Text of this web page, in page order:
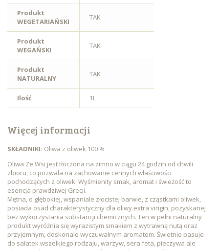
Produkt
WEGETARIAŃSKI
TAK
Produkt
WEGAŃSKI
TAK
Produkt
NATURALNY
TAK
Ilość 1L
Więcej informacji
SKŁADNIKI: Oliwa z oliwek 100 %
Oliwa Ze Wsi jest tłoczona na zimno w ciągu 24 godzin od chwili
zbioru, co pozwala na zachowanie cennych właściwości
pochodzących z oliwek. Wyśmienity smak, aromat i świeżość to
esencja prawdziwej Grecji.
Mętna, o głębokiej, wspaniale złocistej barwie, z cząstkami oliwek,
posiada osad charakterystyczny dla oliwy extra virigin, pozyskanej
bez wykorzystania substancji chemicznych. Ten w pełni naturalny
produkt wyróżnia się wyrazistym smakiem z wytrawną nutą oraz
przyjemnym, doskonale wyczuwalnym aromatem. Świetnie pasuje
do sałatek wszelkiego rodzaju, warzyw, sera feta, pieczywa ale